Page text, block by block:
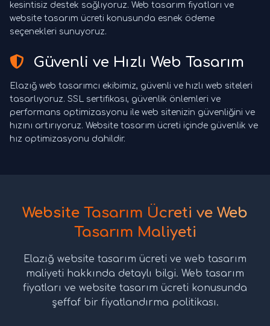
kesintisiz destek sağlıyoruz. Web tasarım fiyatları ve
website tasarım ücreti konusunda esnek ödeme
seçenekleri sunuyoruz.
Güvenli ve Hızlı Web Tasarım
Elazığ web tasarımcı ekibimiz, güvenli ve hızlı web siteleri
tasarlıyoruz. SSL sertifikası, güvenlik önlemleri ve
performans optimizasyonu ile web sitenizin güvenliğini ve
hızını artırıyoruz. Website tasarım ücreti içinde güvenlik ve
hız optimizasyonu dahildir.
Website Tasarım Ücreti ve Web
Tasarım Maliyeti
Elazığ website tasarım ücreti ve web tasarım
maliyeti hakkında detaylı bilgi. Web tasarım
fiyatları ve website tasarım ücreti konusunda
şeffaf bir fiyatlandırma politikası.